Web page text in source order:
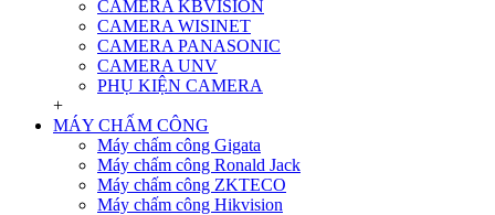
CAMERA KBVISION
CAMERA WISINET
CAMERA PANASONIC
CAMERA UNV
PHỤ KIỆN CAMERA
+
MÁY CHẤM CÔNG
Máy chấm công Gigata
Máy chấm công Ronald Jack
Máy chấm công ZKTECO
Máy chấm công Hikvision